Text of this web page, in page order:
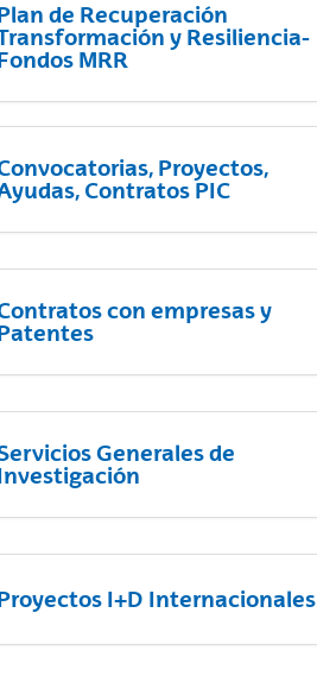
de Recuperación
y Resiliencia-
MRR
Proyectos,
Contratos PIC
con empresas y
Generales de
I+D Internacionales